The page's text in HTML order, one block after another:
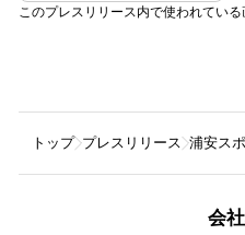
このプレスリリース内で使われてい
トップ プレスリリース 浦安ス
会